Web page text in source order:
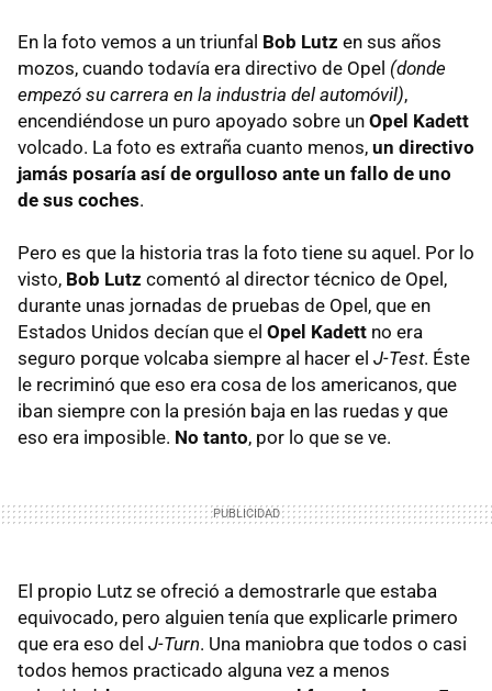
En la foto vemos a un triunfal Bob Lutz en sus años
mozos, cuando todavía era directivo de Opel (donde
empezó su carrera en la industria del automóvil),
encendiéndose un puro apoyado sobre un Opel Kadett
volcado. La foto es extraña cuanto menos, un directivo
jamás posaría así de orgulloso ante un fallo de uno
de sus coches.
Pero es que la historia tras la foto tiene su aquel. Por lo
visto, Bob Lutz comentó al director técnico de Opel,
durante unas jornadas de pruebas de Opel, que en
Estados Unidos decían que el Opel Kadett no era
seguro porque volcaba siempre al hacer el J-Test. Éste
le recriminó que eso era cosa de los americanos, que
iban siempre con la presión baja en las ruedas y que
eso era imposible. No tanto, por lo que se ve.
El propio Lutz se ofreció a demostrarle que estaba
equivocado, pero alguien tenía que explicarle primero
que era eso del J-Turn. Una maniobra que todos o casi
todos hemos practicado alguna vez a menos